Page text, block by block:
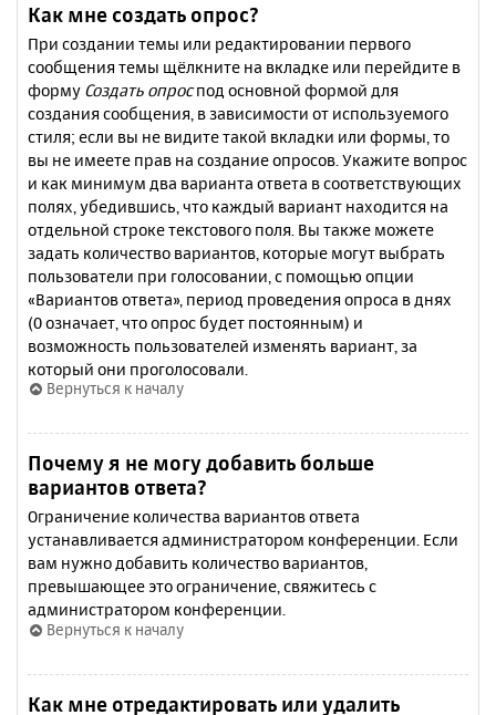
Как мне создать опрос?
При создании темы или редактировании первого
сообщения темы щёлкните на вкладке или перейдите в
форму Создать опроспод основной формой для
создания сообщения, в зависимости от используемого
стиля; если вы не видите такой вкладки или формы, то
вы не имеете прав на создание опросов. Укажите вопрос
и как минимум два варианта ответа в соответствующих
полях, убедившись, что каждый вариант находится на
отдельной строке текстового поля. Вы также можете
задать количество вариантов, которые могут выбрать
пользователи при голосовании, с помощью опции
«Вариантов ответа», период проведения опроса в днях
(0 означает, что опрос будет постоянным) и
возможность пользователей изменять вариант, за
который они проголосовали.
Вернуться к началу
Почему я не могу добавить больше
вариантов ответа?
Ограничение количества вариантов ответа
устанавливается администратором конференции. Если
вам нужно добавить количество вариантов,
превышающее это ограничение, свяжитесь с
администратором конференции.
Вернуться к началу
Как мне отредактировать или удалить